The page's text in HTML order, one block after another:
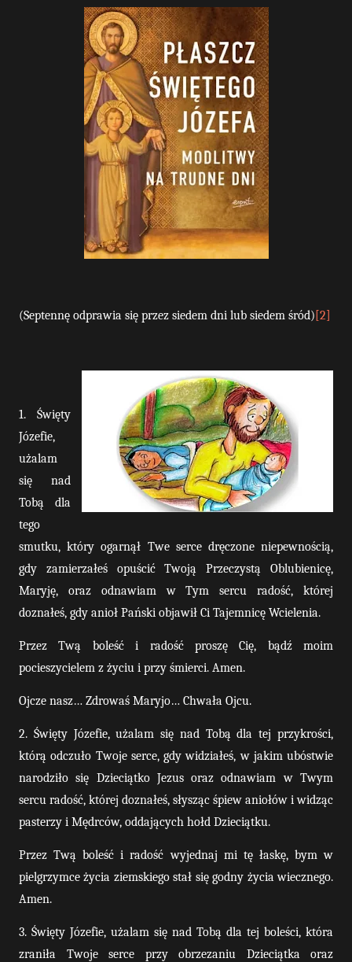
(Septennę odprawia się przez siedem dni lub siedem śród)[2]
1. Święty
Józefie,
użalam
się nad
Tobą dla
tego
smutku, który ogarnął Twe serce dręczone niepewnością,
gdy zamierzałeś opuścić Twoją Przeczystą Oblubienicę,
Maryję, oraz odnawiam w Tym sercu radość, której
doznałeś, gdy anioł Pański objawił Ci Tajemnicę Wcielenia.
Przez Twą boleść i radość proszę Cię, bądź moim
pocieszycielem z życiu i przy śmierci. Amen.
Ojcze nasz… Zdrowaś Maryjo… Chwała Ojcu.
2. Święty Józefie, użalam się nad Tobą dla tej przykrości,
którą odczuło Twoje serce, gdy widziałeś, w jakim ubóstwie
narodziło się Dzieciątko Jezus oraz odnawiam w Twym
sercu radość, której doznałeś, słysząc śpiew aniołów i widząc
pasterzy i Mędrców, oddających hołd Dzieciątku.
Przez Twą boleść i radość wyjednaj mi tę łaskę, bym w
pielgrzymce życia ziemskiego stał się godny życia wiecznego.
Amen.
3. Święty Józefie, użalam się nad Tobą dla tej boleści, która
zraniła Twoje serce przy obrzezaniu Dzieciątka oraz